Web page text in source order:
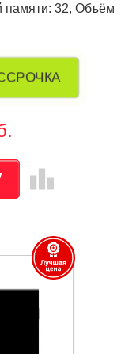
памяти: 32, Объём
leaderboard